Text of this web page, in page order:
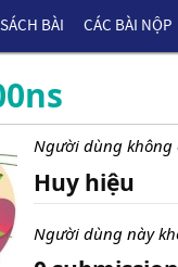
BÀI CÁC BÀI NỘP
Người dùng không
Huy hiệu
Người dùng này